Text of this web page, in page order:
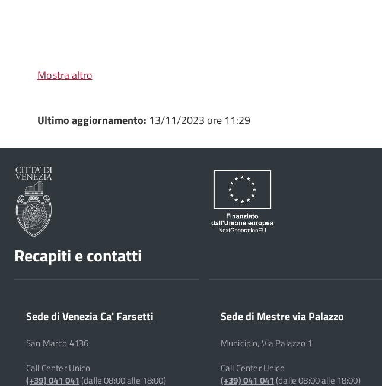
Mostra altro
Ultimo aggiornamento: 13/11/2023 ore 11:29
Recapiti e contatti
Sede di Venezia Ca' Farsetti
San Marco 4136
Call Center Unico
(+39) 041 041(dalle 08:00 alle 18:00)
Sede di Mestre via Palazzo
Municipio, Via Palazzo 1
Call Center Unico
(+39) 041 041(dalle 08:00 alle 18:00)